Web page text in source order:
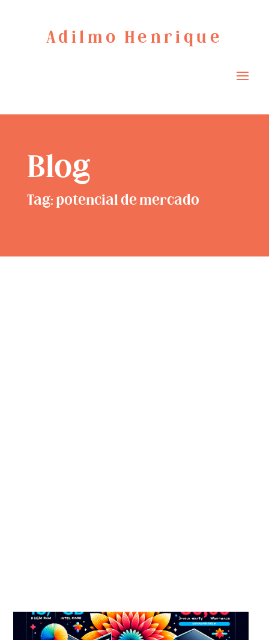
Adilmo Henrique
Blog
Tag: potencial de mercado